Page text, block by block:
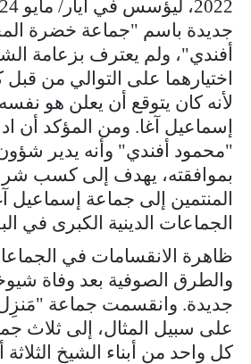
جديدة باسم "جماعة خضرة
أفندي"، ولم يعترف بزعامة
اختيارهما على التوالي من قبل
لأنه كان يتوقع أن يعلن هو
إسماعيل آغا. ومن المؤكد أن
"محمود أفندي" وأنه يدير شؤون
بموافقته، يهدف إلى كسب
المنتمين إلى جماعة إسماعيل
الجماعات الدينية الكبرى في
ظاهرة الانقسامات في
والطرق الصوفية بعد وفاة
جديدة. وانقسمت جماعة "مَنزِل"
على سبيل المثال، إلى ثلاث
كل واحد من أبناء الشيخ